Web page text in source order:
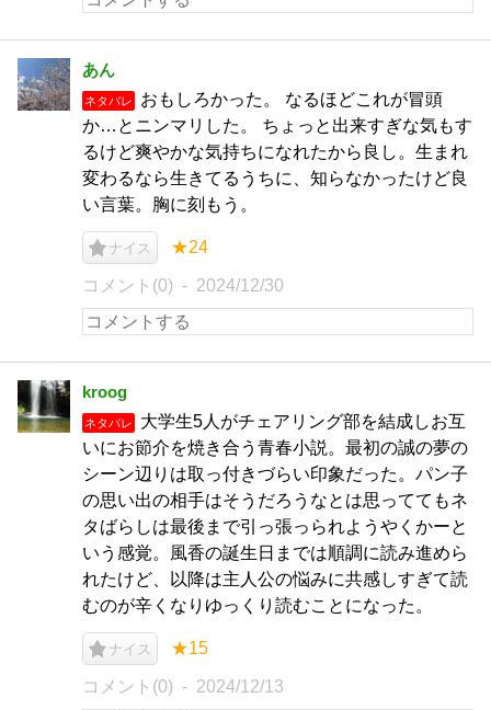
あん
ネタバレ
おもしろかった。 なるほどこれが冒頭
か…とニンマリした。 ちょっと出来すぎな気もす
るけど爽やかな気持ちになれたから良し。生まれ
変わるなら生きてるうちに、知らなかったけど良
い言葉。胸に刻もう。
ナイス ★24
コメント(0) 2024/12/30
kroog
ネタバレ
大学生5人がチェアリング部を結成しお互
いにお節介を焼き合う青春小説。最初の誠の夢の
シーン辺りは取っ付きづらい印象だった。パン子
の思い出の相手はそうだろうなとは思っててもネ
タばらしは最後まで引っ張っられようやくかーと
いう感覚。風香の誕生日までは順調に読み進めら
れたけど、以降は主人公の悩みに共感しすぎて読
むのが辛くなりゆっくり読むことになった。
ナイス ★15
コメント(0) 2024/12/13